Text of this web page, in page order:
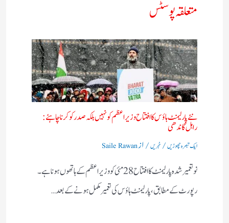
متعلقہ پوسٹس
نئے پارلیمنٹ ہاؤس کا افتتاح وزیر اعظم کو نہیں بلکہ صدر کو کرنا چاہئے:
راہل گاندھی​
ایک تبصرہ چھوڑیں/ خبریں/ ازSaile Rawan
نو تعمیر شدہ پارلیمنٹ کا افتتاح 28 مئی کو وزیر اعظم کے ہاتھوں ہونا ہے۔
رپورٹ کے مطابق، پارلیمنٹ ہاؤس کی تعمیر مکمل ہونے کے بعد…